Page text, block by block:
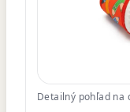
Detailný pohľad na